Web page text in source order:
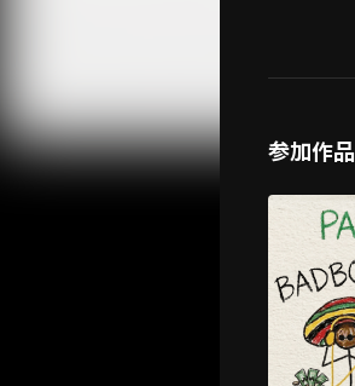
参加作品